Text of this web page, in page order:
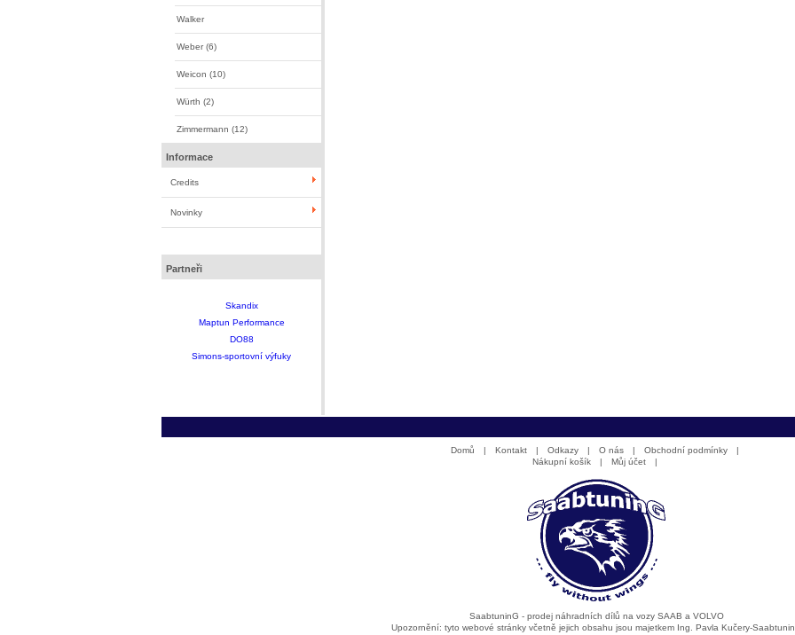
Walker
Weber (6)
Weicon (10)
Würth (2)
Zimmermann (12)
Informace
Credits
Novinky
Partneři
Skandix
Maptun Performance
DO88
Simons-sportovní výfuky
Domů | Kontakt | Odkazy | O nás | Obchodní podmínky
|
Nákupní košík
| Můj účet |
SaabtuninG - prodej náhradních dílů na vozy SAAB a VOLVO
Upozornění: tyto webové stránky včetně jejich obsahu jsou majetkem Ing. Pavla Kučery-